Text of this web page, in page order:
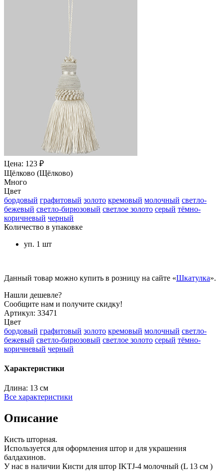
Цена: 123 ₽
Щёлково (Щёлково)
Много
Цвет
бордовый графитовый золото кремовый молочный светло-
бежевый светло-бирюзовый светлое золото серый тёмно-
коричневый черный
Количество в упаковке
уп. 1 шт
Данный товар можно купить в розницу на сайте «Шкатулка».
Нашли дешевле?
Сообщите нам и получите скидку!
Артикул: 33471
Цвет
бордовый графитовый золото кремовый молочный светло-
бежевый светло-бирюзовый светлое золото серый тёмно-
коричневый черный
Характеристики
Длина: 13 см
Все характеристики
Описание
Кисть шторная.
Используется для оформления штор и для украшения
балдахинов.
У нас в наличии Кисти для штор IKTJ-4 молочный (L 13 см )